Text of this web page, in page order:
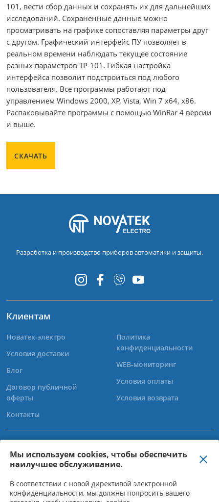
Мы используем cookies, чтобы обеспечить
наилучшее обслуживание.
В соответствии с новой директивой электронной
конфиденциальности, мы должны попросить вашего
101, вести сбор данных и сохранять их для дальнейших
исследований. Сохраненные данные можно
просматривать на графике сопоставляя параметры друг
с другом. Графический интерфейс ПУ позволяет в
реальном времени наблюдать текущее состояние
разных параметров ТР-101. Гибкая настройка
интерфейса позволит подстроиться под любого
пользователя. Все программы работают под
управлением Windows 2000, XP, Vista, Win 7 x64, x86.
Распаковывайте программы с помощью WinRar 4 версии
и выше.
СКАЧАТЬ
Разработка и производство приборов автоматики и защиты.
Клиентам
Новатек-электро
Условия доставки
Блог
Договор публичной
оферты
Контакты
Политика
конфиденциальности
WEB-мониторинг
Условия оплаты
Условия возврата
+38 (067) 565-37-68
+38 (050) 359-39-11